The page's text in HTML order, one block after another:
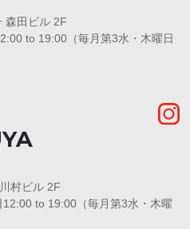
森田ビル 2F
to 19:00（毎月第3水・木曜日
村ビル 2F
to 19:00（毎月第3水・木曜